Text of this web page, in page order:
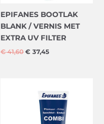
EPIFANES BOOTLAK
BLANK / VERNIS MET
EXTRA UV FILTER
€41,60€ 37,45
€ 10,40.
is:
€ 9,35.